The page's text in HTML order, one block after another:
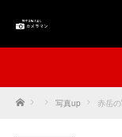
Home 写真up 赤岳